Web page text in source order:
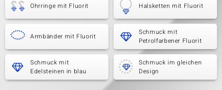
Ohrringe mit Fluorit Halsketten mit Fluorit
Armbänder mit Fluorit
Schmuck mit
Petrolfarbener Fluorit
Schmuck mit
Edelsteinen in blau
Schmuck im gleichen
Design